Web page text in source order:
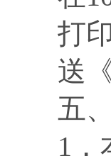
打
送
五
1．